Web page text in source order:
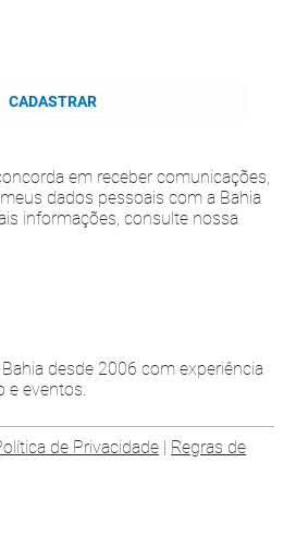
desde 2006 com experiência
e eventos.
de Privacidade | Regras de
CADASTRAR
em receber comunicações,
dados pessoais com a Bahia
informações, consulte nossa